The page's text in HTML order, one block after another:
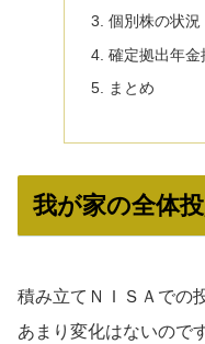
個別株の状況
確定拠出年金
まとめ
我が家の全体
積み立てＮＩＳＡでの
あまり変化はないので